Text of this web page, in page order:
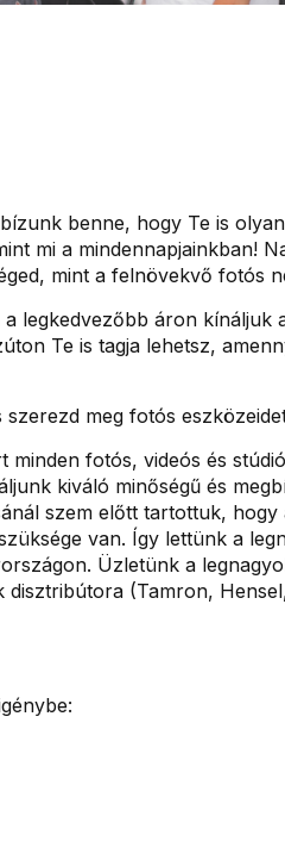
benne, hogy Te is
mi a mindennapjainkban!
mint a felnövekvő fotós
legkedvezőbb áron kínáljuk
Te is tagja lehetsz,
meg fotós
minden fotós, videós és
kiváló minőségű és
szem előtt tartottuk,
van. Így lettünk a
Üzletünk a
(Tamron,